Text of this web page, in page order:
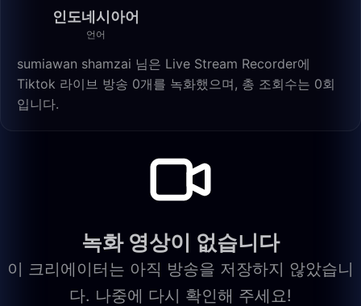
인도네시아어
언어
sumiawan shamzai 님은 Live Stream Recorder에
Tiktok 라이브 방송 0개를 녹화했으며, 총 조회수는 0회
입니다.
녹화 영상이 없습니다
이 크리에이터는 아직 방송을 저장하지 않았습니
다. 나중에 다시 확인해 주세요!